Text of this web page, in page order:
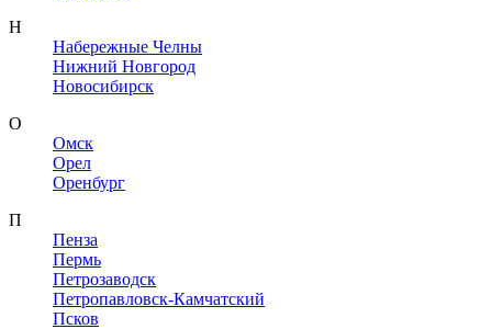
Н
Набережные Челны
Нижний Новгород
Новосибирск
О
Омск
Орел
Оренбург
П
Пенза
Пермь
Петрозаводск
Петропавловск-Камчатский
Псков